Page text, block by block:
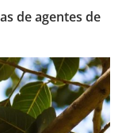
de agentes de